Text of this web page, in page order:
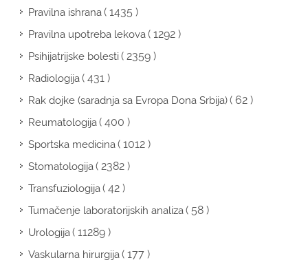
Pravilna ishrana( 1435 )
Pravilna upotreba lekova( 1292 )
Psihijatrijske bolesti( 2359 )
Radiologija( 431 )
Rak dojke (saradnja sa Evropa Dona Srbija)( 62 )
Reumatologija( 400 )
Sportska medicina( 1012 )
Stomatologija( 2382 )
Transfuziologija( 42 )
Tumačenje laboratorijskih analiza( 58 )
Urologija( 11289 )
Vaskularna hirurgija( 177 )